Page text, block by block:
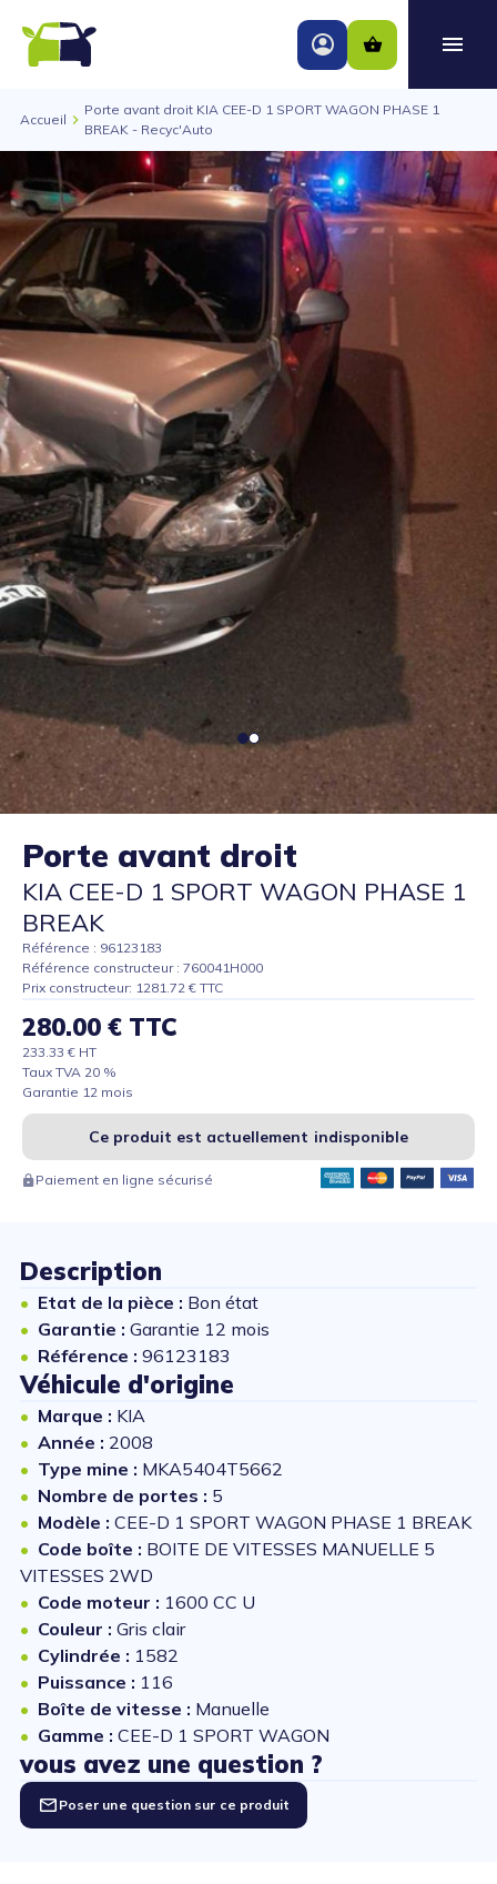
Accueil
Porte avant droit KIA CEE-D 1 SPORT WAGON PHASE 1
BREAK - Recyc'Auto
Porte avant droit
KIA CEE-D 1 SPORT WAGON PHASE 1
BREAK
Référence : 96123183
Référence constructeur : 760041H000
Prix constructeur: 1281.72 € TTC
280.00 € TTC
233.33 € HT
Taux TVA 20 %
Garantie 12 mois
Ce produit est actuellement indisponible
Paiement en ligne sécurisé
Description
Etat de la pièce : Bon état
Garantie : Garantie 12 mois
Référence : 96123183
Véhicule d'origine
Marque : KIA
Année : 2008
Type mine : MKA5404T5662
Nombre de portes : 5
Modèle : CEE-D 1 SPORT WAGON PHASE 1 BREAK
Code boîte : BOITE DE VITESSES MANUELLE 5
VITESSES 2WD
Code moteur : 1600 CC U
Couleur : Gris clair
Cylindrée : 1582
Puissance : 116
Boîte de vitesse : Manuelle
Gamme : CEE-D 1 SPORT WAGON
vous avez une question ?
Poser une question sur ce produit